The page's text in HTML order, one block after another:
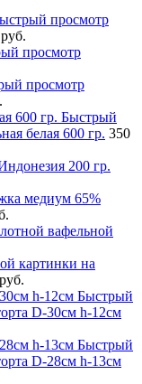
просмотр
просмотр
просмотр
Быстрый
белая 600 гр. 350
медиум 65%
картинки на
Быстрый
D-30см h-12см
Быстрый
D-28см h-13см